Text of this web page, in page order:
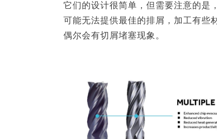
它们的设计很简单，但需要注意的是
可能无法提供最佳的排屑，加工有些
偶尔会有切屑堵塞现象。